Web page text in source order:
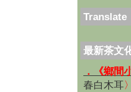
Translate
最新茶文
．《鄉間
春白木耳〉